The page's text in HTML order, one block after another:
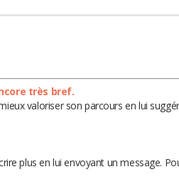
très bref.
valoriser son parcours en lui
plus en lui envoyant un message.